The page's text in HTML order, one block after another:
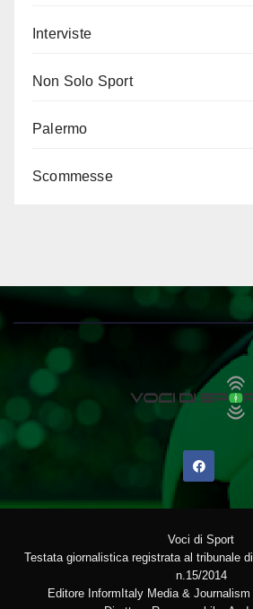
Interviste
Non Solo Sport
Palermo
Scommesse
Voci di Sport
Testata giornalistica registrata al tribunale
n.15/2014
Editore InformItaly Media &